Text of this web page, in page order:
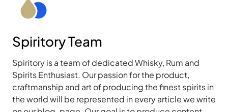
Spiritory Team
Spiritory is a team of dedicated Whisky, Rum and
Spirits Enthusiast. Our passion for the product,
craftmanship and art of producing the finest spirits in
the world will be represented in every article we write